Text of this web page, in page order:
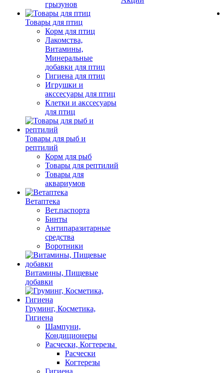
грызунов
Товары для птиц
Корм для птиц
Лакомства,
Витамины,
Минеральные
добавки для птиц
Гигиена для птиц
Игрушки и
акссесуары для птиц
Клетки и акссесуары
для птиц
Товары для рыб и
рептилий
Корм для рыб
Товары для рептилий
Товары для
аквариумов
Ветаптека
Вет.паспорта
Бинты
Антипаразитарные
средства
Воротники
Витамины, Пищевые
добавки
Груминг, Косметика,
Гигиена
Шампуни,
Кондиционеры
Расчески, Когтерезы
Расчески
Когтерезы
Гигиена